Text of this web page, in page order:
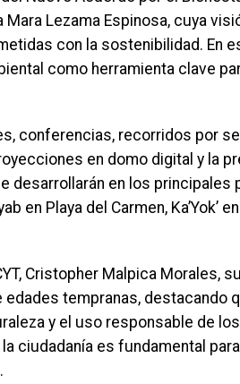
Lezama Espinosa, cuya
con la sostenibilidad. En
como herramienta clave
conferencias, recorridos por
en domo digital y la
desarrollarán en los principales
en Playa del Carmen, Ka’Yok’ en
Cristopher Malpica Morales,
edades tempranas, destacando
y el uso responsable de
ciudadanía es fundamental